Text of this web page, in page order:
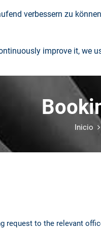
verbessern zu
improve it, we
Compañía
Inicio
request to the relevant